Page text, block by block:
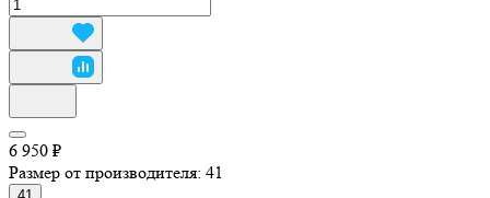
6 950 ₽
Размер от производителя: 41